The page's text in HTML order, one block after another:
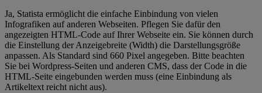
Ja, Statista ermöglicht die einfache Einbindung von vielen
Infografiken auf anderen Webseiten. Pflegen Sie dafür den
angezeigten HTML-Code auf Ihrer Webseite ein. Sie können durch
die Einstellung der Anzeigebreite (Width) die Darstellungsgröße
anpassen. Als Standard sind 660 Pixel angegeben. Bitte beachten
Sie bei Wordpress-Seiten und anderen CMS, dass der Code in die
HTML-Seite eingebunden werden muss (eine Einbindung als
Artikeltext reicht nicht aus).